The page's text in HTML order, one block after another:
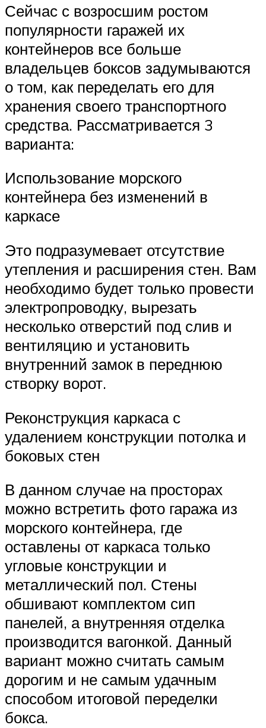
Сейчас с возросшим ростом
популярности гаражей их
контейнеров все больше
владельцев боксов задумываются
о том, как переделать его для
хранения своего транспортного
средства. Рассматривается 3
варианта:
Использование морского
контейнера без изменений в
каркасе
Это подразумевает отсутствие
утепления и расширения стен. Вам
необходимо будет только провести
электропроводку, вырезать
несколько отверстий под слив и
вентиляцию и установить
внутренний замок в переднюю
створку ворот.
Реконструкция каркаса с
удалением конструкции потолка и
боковых стен
В данном случае на просторах
можно встретить фото гаража из
морского контейнера, где
оставлены от каркаса только
угловые конструкции и
металлический пол. Стены
обшивают комплектом сип
панелей, а внутренняя отделка
производится вагонкой. Данный
вариант можно считать самым
дорогим и не самым удачным
способом итоговой переделки
бокса.